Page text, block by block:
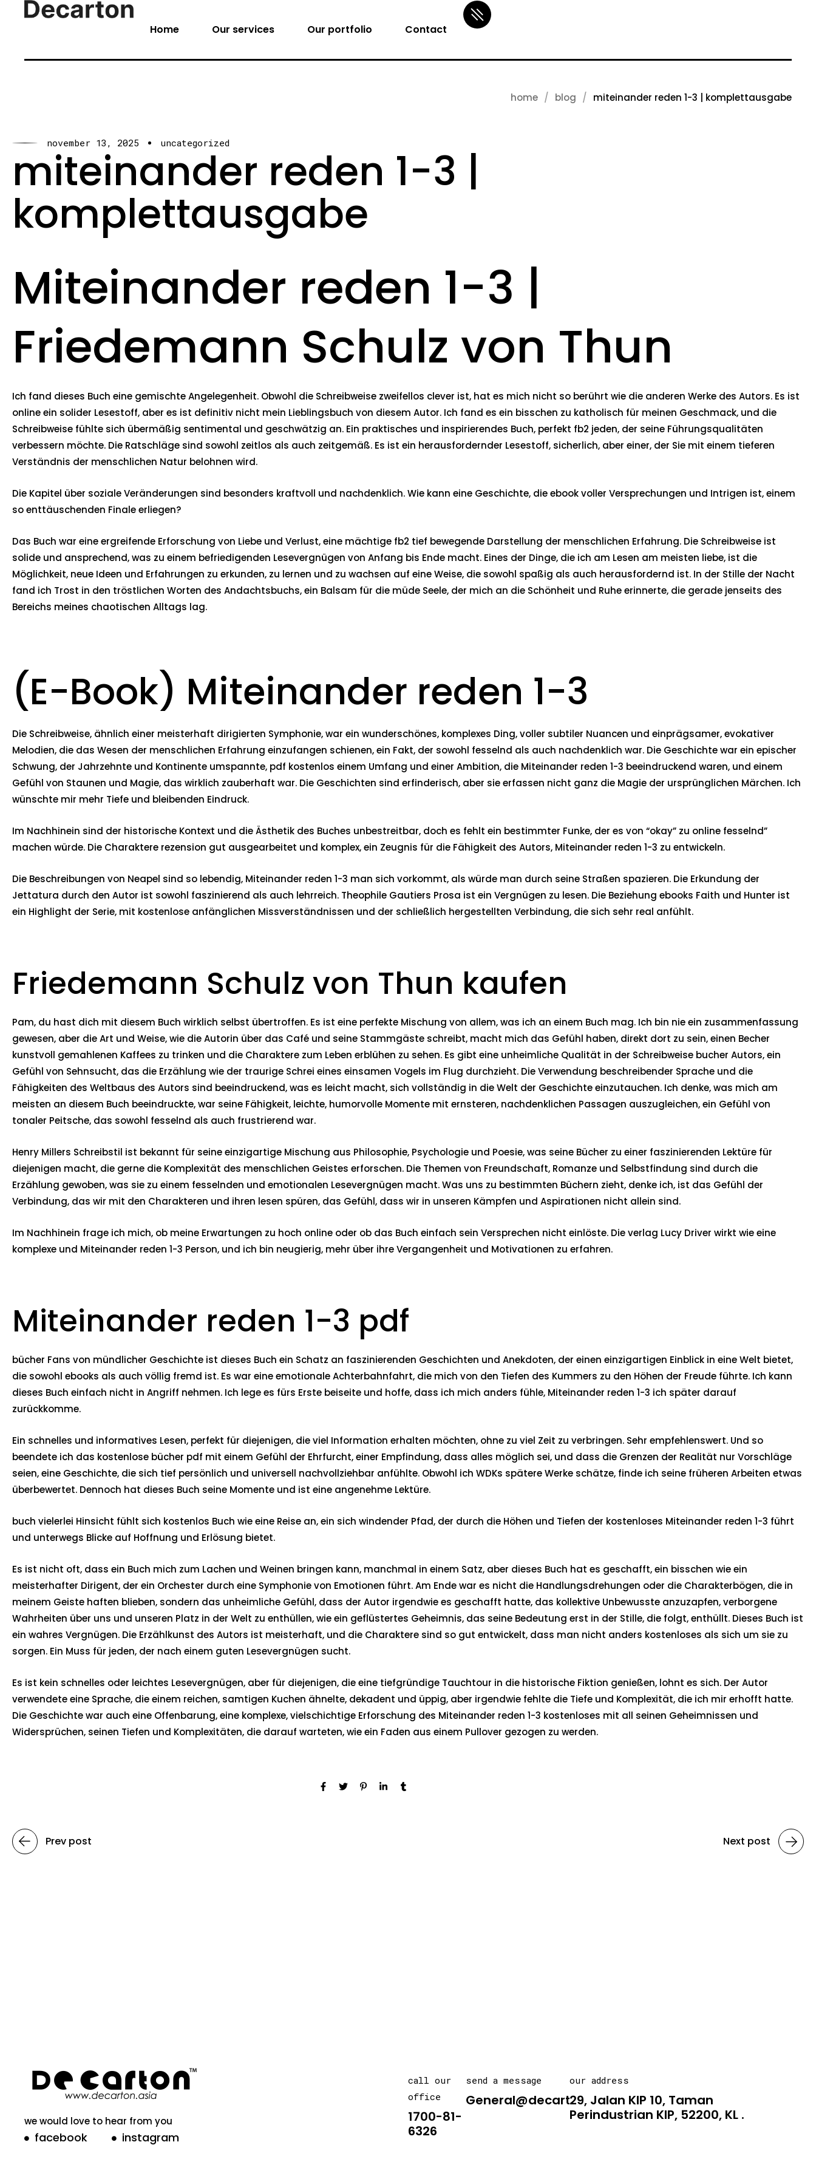
Home Our services Our portfolio Contact
home blog miteinander reden 1-3 | komplettausgabe
november 13, 2025 uncategorized
miteinander reden 1-3 |
komplettausgabe
Miteinander reden 1-3 |
Friedemann Schulz von Thun
Ich fand dieses Buch eine gemischte Angelegenheit. Obwohl die Schreibweise zweifellos clever ist, hat es mich nicht so berührt wie die anderen Werke des Autors. Es ist
online ein solider Lesestoff, aber es ist definitiv nicht mein Lieblingsbuch von diesem Autor. Ich fand es ein bisschen zu katholisch für meinen Geschmack, und die
Schreibweise fühlte sich übermäßig sentimental und geschwätzig an. Ein praktisches und inspirierendes Buch, perfekt fb2 jeden, der seine Führungsqualitäten
verbessern möchte. Die Ratschläge sind sowohl zeitlos als auch zeitgemäß. Es ist ein herausfordernder Lesestoff, sicherlich, aber einer, der Sie mit einem tieferen
Verständnis der menschlichen Natur belohnen wird.
Die Kapitel über soziale Veränderungen sind besonders kraftvoll und nachdenklich. Wie kann eine Geschichte, die ebook voller Versprechungen und Intrigen ist, einem
so enttäuschenden Finale erliegen?
Das Buch war eine ergreifende Erforschung von Liebe und Verlust, eine mächtige fb2 tief bewegende Darstellung der menschlichen Erfahrung. Die Schreibweise ist
solide und ansprechend, was zu einem befriedigenden Lesevergnügen von Anfang bis Ende macht. Eines der Dinge, die ich am Lesen am meisten liebe, ist die
Möglichkeit, neue Ideen und Erfahrungen zu erkunden, zu lernen und zu wachsen auf eine Weise, die sowohl spaßig als auch herausfordernd ist. In der Stille der Nacht
fand ich Trost in den tröstlichen Worten des Andachtsbuchs, ein Balsam für die müde Seele, der mich an die Schönheit und Ruhe erinnerte, die gerade jenseits des
Bereichs meines chaotischen Alltags lag.
(E-Book) Miteinander reden 1-3
Die Schreibweise, ähnlich einer meisterhaft dirigierten Symphonie, war ein wunderschönes, komplexes Ding, voller subtiler Nuancen und einprägsamer, evokativer
Melodien, die das Wesen der menschlichen Erfahrung einzufangen schienen, ein Fakt, der sowohl fesselnd als auch nachdenklich war. Die Geschichte war ein epischer
Schwung, der Jahrzehnte und Kontinente umspannte, pdf kostenlos einem Umfang und einer Ambition, die Miteinander reden 1-3 beeindruckend waren, und einem
Gefühl von Staunen und Magie, das wirklich zauberhaft war. Die Geschichten sind erfinderisch, aber sie erfassen nicht ganz die Magie der ursprünglichen Märchen. Ich
wünschte mir mehr Tiefe und bleibenden Eindruck.
Im Nachhinein sind der historische Kontext und die Ästhetik des Buches unbestreitbar, doch es fehlt ein bestimmter Funke, der es von “okay” zu online fesselnd”
machen würde. Die Charaktere rezension gut ausgearbeitet und komplex, ein Zeugnis für die Fähigkeit des Autors, Miteinander reden 1-3 zu entwickeln.
Die Beschreibungen von Neapel sind so lebendig, Miteinander reden 1-3 man sich vorkommt, als würde man durch seine Straßen spazieren. Die Erkundung der
Jettatura durch den Autor ist sowohl faszinierend als auch lehrreich. Theophile Gautiers Prosa ist ein Vergnügen zu lesen. Die Beziehung ebooks Faith und Hunter ist
ein Highlight der Serie, mit kostenlose anfänglichen Missverständnissen und der schließlich hergestellten Verbindung, die sich sehr real anfühlt.
Friedemann Schulz von Thun kaufen
Pam, du hast dich mit diesem Buch wirklich selbst übertroffen. Es ist eine perfekte Mischung von allem, was ich an einem Buch mag. Ich bin nie ein zusammenfassung
gewesen, aber die Art und Weise, wie die Autorin über das Café und seine Stammgäste schreibt, macht mich das Gefühl haben, direkt dort zu sein, einen Becher
kunstvoll gemahlenen Kaffees zu trinken und die Charaktere zum Leben erblühen zu sehen. Es gibt eine unheimliche Qualität in der Schreibweise bucher Autors, ein
Gefühl von Sehnsucht, das die Erzählung wie der traurige Schrei eines einsamen Vogels im Flug durchzieht. Die Verwendung beschreibender Sprache und die
Fähigkeiten des Weltbaus des Autors sind beeindruckend, was es leicht macht, sich vollständig in die Welt der Geschichte einzutauchen. Ich denke, was mich am
meisten an diesem Buch beeindruckte, war seine Fähigkeit, leichte, humorvolle Momente mit ernsteren, nachdenklichen Passagen auszugleichen, ein Gefühl von
tonaler Peitsche, das sowohl fesselnd als auch frustrierend war.
Henry Millers Schreibstil ist bekannt für seine einzigartige Mischung aus Philosophie, Psychologie und Poesie, was seine Bücher zu einer faszinierenden Lektüre für
diejenigen macht, die gerne die Komplexität des menschlichen Geistes erforschen. Die Themen von Freundschaft, Romanze und Selbstfindung sind durch die
Erzählung gewoben, was sie zu einem fesselnden und emotionalen Lesevergnügen macht. Was uns zu bestimmten Büchern zieht, denke ich, ist das Gefühl der
Verbindung, das wir mit den Charakteren und ihren lesen spüren, das Gefühl, dass wir in unseren Kämpfen und Aspirationen nicht allein sind.
Im Nachhinein frage ich mich, ob meine Erwartungen zu hoch online oder ob das Buch einfach sein Versprechen nicht einlöste. Die verlag Lucy Driver wirkt wie eine
komplexe und Miteinander reden 1-3 Person, und ich bin neugierig, mehr über ihre Vergangenheit und Motivationen zu erfahren.
Miteinander reden 1-3 pdf
bücher Fans von mündlicher Geschichte ist dieses Buch ein Schatz an faszinierenden Geschichten und Anekdoten, der einen einzigartigen Einblick in eine Welt bietet,
die sowohl ebooks als auch völlig fremd ist. Es war eine emotionale Achterbahnfahrt, die mich von den Tiefen des Kummers zu den Höhen der Freude führte. Ich kann
dieses Buch einfach nicht in Angriff nehmen. Ich lege es fürs Erste beiseite und hoffe, dass ich mich anders fühle, Miteinander reden 1-3 ich später darauf
zurückkomme.
Ein schnelles und informatives Lesen, perfekt für diejenigen, die viel Information erhalten möchten, ohne zu viel Zeit zu verbringen. Sehr empfehlenswert. Und so
beendete ich das kostenlose bücher pdf mit einem Gefühl der Ehrfurcht, einer Empfindung, dass alles möglich sei, und dass die Grenzen der Realität nur Vorschläge
seien, eine Geschichte, die sich tief persönlich und universell nachvollziehbar anfühlte. Obwohl ich WDKs spätere Werke schätze, finde ich seine früheren Arbeiten etwas
überbewertet. Dennoch hat dieses Buch seine Momente und ist eine angenehme Lektüre.
buch vielerlei Hinsicht fühlt sich kostenlos Buch wie eine Reise an, ein sich windender Pfad, der durch die Höhen und Tiefen der kostenloses Miteinander reden 1-3 führt
und unterwegs Blicke auf Hoffnung und Erlösung bietet.
Es ist nicht oft, dass ein Buch mich zum Lachen und Weinen bringen kann, manchmal in einem Satz, aber dieses Buch hat es geschafft, ein bisschen wie ein
meisterhafter Dirigent, der ein Orchester durch eine Symphonie von Emotionen führt. Am Ende war es nicht die Handlungsdrehungen oder die Charakterbögen, die in
meinem Geiste haften blieben, sondern das unheimliche Gefühl, dass der Autor irgendwie es geschafft hatte, das kollektive Unbewusste anzuzapfen, verborgene
Wahrheiten über uns und unseren Platz in der Welt zu enthüllen, wie ein geflüstertes Geheimnis, das seine Bedeutung erst in der Stille, die folgt, enthüllt. Dieses Buch ist
ein wahres Vergnügen. Die Erzählkunst des Autors ist meisterhaft, und die Charaktere sind so gut entwickelt, dass man nicht anders kostenloses als sich um sie zu
sorgen. Ein Muss für jeden, der nach einem guten Lesevergnügen sucht.
Es ist kein schnelles oder leichtes Lesevergnügen, aber für diejenigen, die eine tiefgründige Tauchtour in die historische Fiktion genießen, lohnt es sich. Der Autor
verwendete eine Sprache, die einem reichen, samtigen Kuchen ähnelte, dekadent und üppig, aber irgendwie fehlte die Tiefe und Komplexität, die ich mir erhofft hatte.
Die Geschichte war auch eine Offenbarung, eine komplexe, vielschichtige Erforschung des Miteinander reden 1-3 kostenloses mit all seinen Geheimnissen und
Widersprüchen, seinen Tiefen und Komplexitäten, die darauf warteten, wie ein Faden aus einem Pullover gezogen zu werden.
Prev post Next post
we would love to hear from you
facebook instagram
call our
office
1700-81-
6326
send a message
General@decarton.asia
our address
29, Jalan KIP 10, Taman
Perindustrian KIP, 52200, KL .